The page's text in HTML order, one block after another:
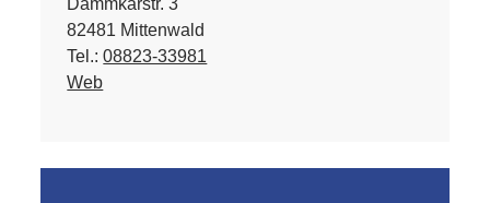
Dammkarstr. 3
82481 Mittenwald
Tel.:08823-33981
Web